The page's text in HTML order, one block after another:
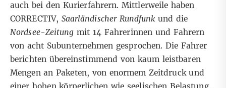
auch bei den Kurierfahrern. Mittlerweile haben
CORRECTIV, Saarländischer Rundfunk und die
Nordsee-Zeitung mit 14 Fahrerinnen und Fahrern
von acht Subunternehmen gesprochen. Die Fahrer
berichten übereinstimmend von kaum leistbaren
Mengen an Paketen, von enormem Zeitdruck und